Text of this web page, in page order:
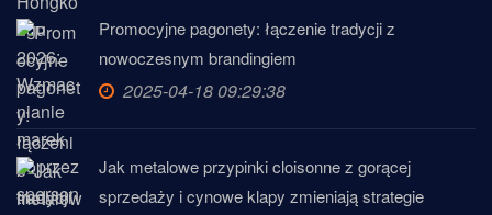
Promocyjne pagonety: łączenie tradycji z
nowoczesnym brandingiem
2025-04-18 09:29:38
Jak metalowe przypinki cloisonne z gorącej
sprzedaży i cynowe klapy zmieniają strategie